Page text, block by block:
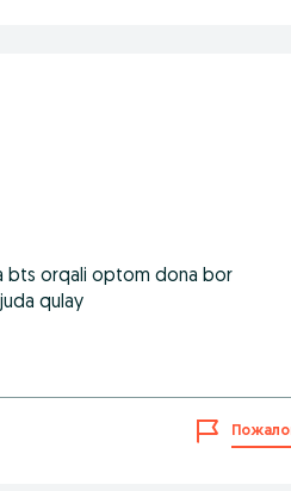
bts orqali optom dona bor
qulay